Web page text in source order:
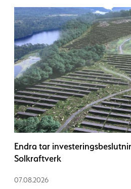
Endra tar
Solkraftverk
07.08.2026